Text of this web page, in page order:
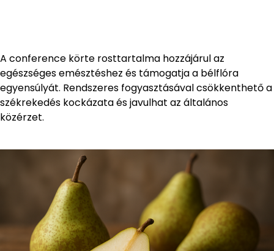
A conference körte rosttartalma hozzájárul az
egészséges emésztéshez és támogatja a bélflóra
egyensúlyát. Rendszeres fogyasztásával csökkenthető a
székrekedés kockázata és javulhat az általános
közérzet.